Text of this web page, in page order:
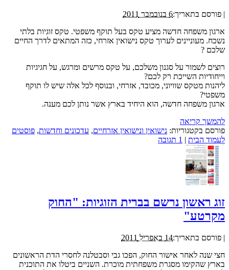
פורסם בתאריך:6 בנובמבר 2011
ארגון משפחה חדשה מציע טקס בעל תוקף משפטי. טקס זוגיות בלתי
נשכח. מעוניינים לערוך טקס נישואין אזרחי, כזה המתאים לדרך החיים
שלכם ?
רוצים לשמור על סגנון משלכם, על טקס מרשים ומרגש, על חגיגיות
וייחודיות השייכת רק לכם?
ליהנות מטקס שוויוני, מכובד, אזרחי, ובנוסף לכל אלה שיש לו תוקף
משפטי?
ארגון משפחה חדשה, הוא היחיד בארץ אשר נותן לכם מענה.
להמשך קריאה
פורסם בקטגוריות: נישואין ונישואין אזרחיים, עדכונים וחדשות, פוסטים
לעמוד הבית
1 תגובה
זוג ראשון נרשם בברית הזוגיות: "החוק
מקרטע"
| פורסם בתאריך:14 באפריל 2011
חצי שנה לאחר אישור החוק, הפכו גבי וסבטלנה לחסרי הדת הראשונים
בארץ שהקימו מסגרת משפחתית מוכרת. השניים ביטלו את התוכנית